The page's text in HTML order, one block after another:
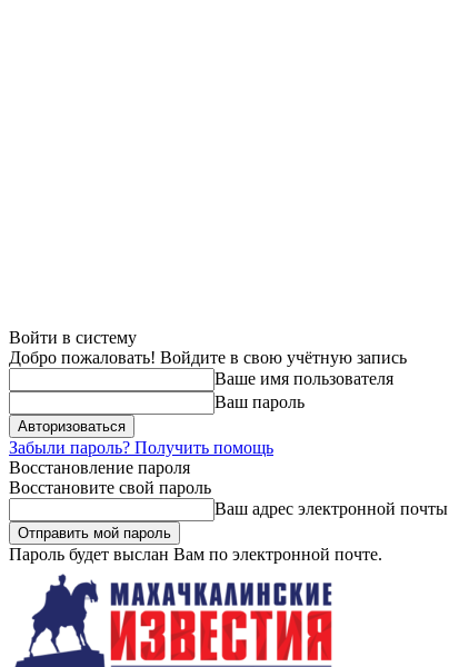
Войти в систему
Добро пожаловать! Войдите в свою учётную запись
Ваше имя пользователя
Ваш пароль
Забыли пароль? Получить помощь
Восстановление пароля
Восстановите свой пароль
Ваш адрес электронной почты
Пароль будет выслан Вам по электронной почте.